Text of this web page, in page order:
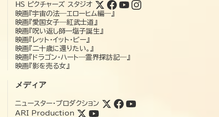
HS ピクチャーズ スタジオ
映画『宇宙の法―エローヒム編―』
映画『愛国女子―紅武士道』
映画『呪い返し師—塩子誕生』
映画『レット・イット・ビー』
映画『二十歳に還りたい。』
映画『ドラゴン・ハート―霊界探訪記―』
映画『影を売る女』
メディア
ニュースター・プロダクション
ARI Production